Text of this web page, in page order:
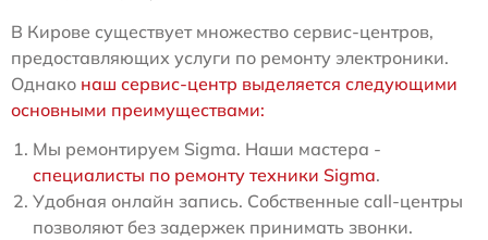
В Кирове существует множество сервис-центров,
предоставляющих услуги по ремонту электроники.
Однако наш сервис-центр выделяется следующими
основными преимуществами:
Мы ремонтируем Sigma. Наши мастера -
специалисты по ремонту техники Sigma.
Удобная онлайн запись. Собственные call-центры
позволяют без задержек принимать звонки.